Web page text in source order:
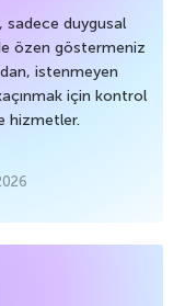
sadece duygusal
özen göstermeniz
istenmeyen
için kontrol
hizmetler.